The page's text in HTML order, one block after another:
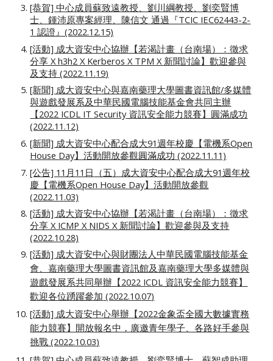
[恭賀] 中心成員蘇致遠教授、劉川綱教授、劉奕賢博
士、鍾沛原專案經理、陳信文 通過『TCIC IEC62443-2-
1 認證』(2022.12.15)
[活動] 成大資安中心協辦【若渴計畫（台南場）：徵求
分享 X h3h2 X Kerberos X TPM X 新聞討論】歡迎參與
及支持 (2022.11.19)
[新聞] 成大資安中心與嘉南藥理大學圖書資訊館/多媒體
與遊戲發展系及中華民國電腦技能基金會共同主辦
【2022 ICDL IT Security 資訊安全能力競賽】圓滿成功
(2022.11.12)
[新聞] 成大資安中心配合成大91週年校慶【電機系Open
House Day】活動開放參觀圓滿成功 (2022.11.11)
[公告] 11月11日 （五） 成大資安中心配合成大91週年校
慶【電機系Open House Day】活動開放參觀
(2022.11.03)
[活動] 成大資安中心協辦【若渴計畫（台南場）：徵求
分享 X ICMP X NIDS X 新聞討論】歡迎參與及支持
(2022.10.28)
[活動] 成大資安中心與財團法人中華民國電腦技能基金
會、嘉南藥理大學圖書資訊館及嘉南藥理大學多媒體與
遊戲發展系共同舉辦【2022 ICDL 資訊安全能力競賽】
歡迎各位踴躍參加 (2022.10.07)
[活動] 成大資安中心舉辦【2022金象盃全國大數據實務
能力競賽】開放報名中，廣邀青年學子、各路好手參與
挑戰 (2022.10.03)